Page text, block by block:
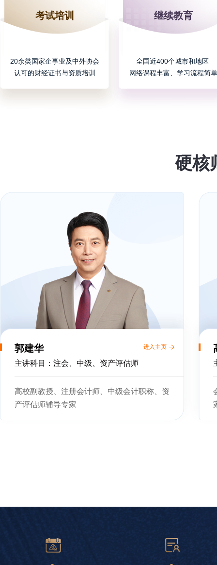
考试培训
20余类国家企事业及中外协会
认可的财经证书与资质培训
继续教育
全国近400个城市和地区
网络课程丰富、学习流程简单
硬核
进入主页
郭建华
主讲科目：注会、中级、资产评估师
高校副教授、注册会计师、中级会计职称、资
产评估师辅导专家